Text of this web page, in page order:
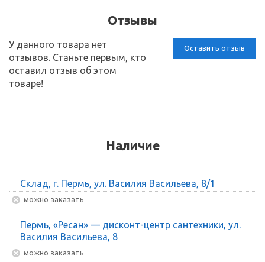
Отзывы
Оставить отзыв
У данного товара нет
отзывов. Станьте первым, кто
оставил отзыв об этом
товаре!
Наличие
Склад, г. Пермь, ул. Василия Васильева, 8/1
Можно заказать
Пермь, «Ресан» — дисконт-центр сантехники, ул.
Василия Васильева, 8
Можно заказать